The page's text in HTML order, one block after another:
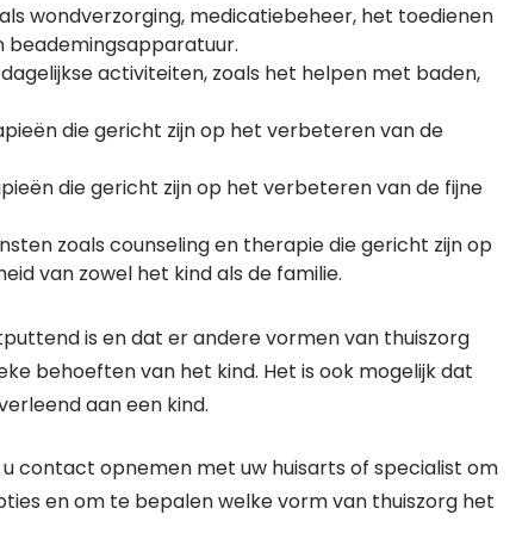
wondverzorging, medicatiebeheer, het toedienen
beademingsapparatuur.
activiteiten, zoals het helpen met baden,
die gericht zijn op het verbeteren van de
die gericht zijn op het verbeteren van de fijne
zoals counseling en therapie die gericht zijn op
van zowel het kind als de familie.
is en dat er andere vormen van thuiszorg
behoeften van het kind. Het is ook mogelijk dat
aan een kind.
contact opnemen met uw huisarts of specialist om
en om te bepalen welke vorm van thuiszorg het